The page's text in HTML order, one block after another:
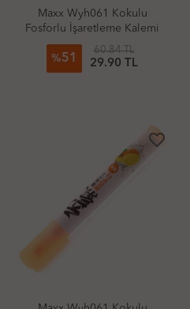
Maxx Wyh061 Kokulu
Fosforlu İşaretleme Kalemi
Mavi Yaban Mersini
%51
60.84 TL
29.90 TL
favorite_border